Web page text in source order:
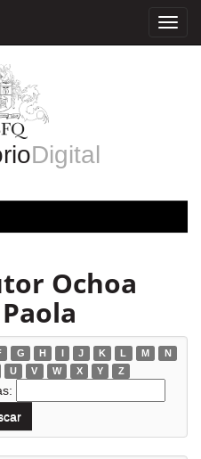
Digital
Ochoa
G H I J K L M
N
U V W X Y Z